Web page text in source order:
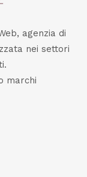
agenzia di
nei settori
marchi